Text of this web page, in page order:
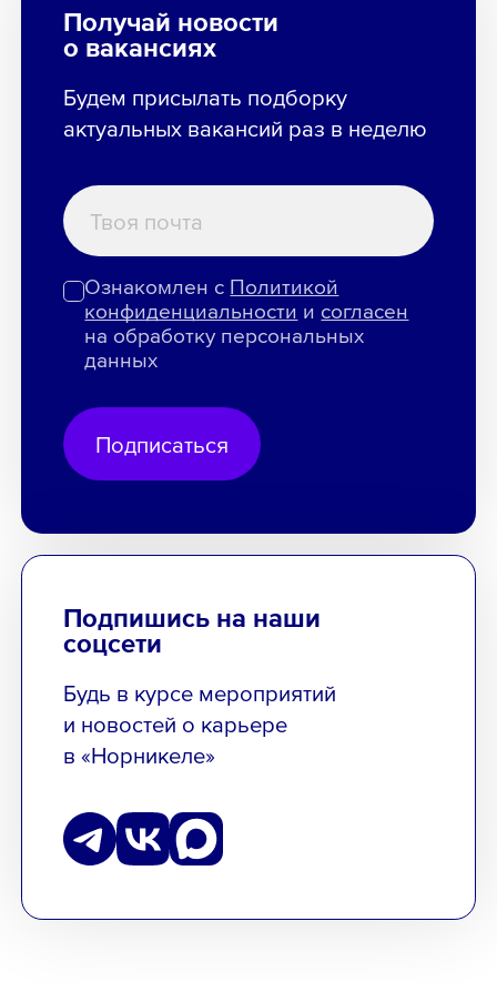
Получай новости
о вакансиях
Будем присылать подборку
актуальных вакансий раз в неделю
Ознакомлен с Политикой
конфиденциальности и согласен
на обработку персональных
данных
Подписаться
Подпишись на наши
соцсети
Будь в курсе мероприятий
и новостей о карьере
в «Норникеле»